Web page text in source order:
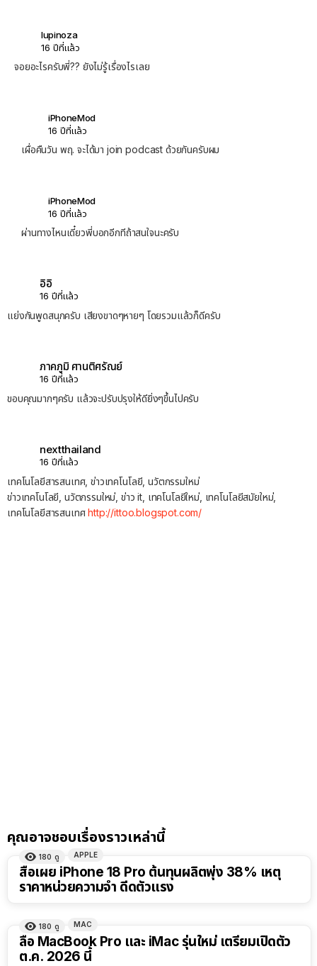
lupinoza
16 ปีที่แล้ว
จอยอะไรครับพี่?? ยังไม่รู้เรื่องไรเลย
iPhoneMod
16 ปีที่แล้ว
เผื่อคืนวัน พฤ. จะได้มา join podcast ด้วยกันครับผม
iPhoneMod
16 ปีที่แล้ว
ผ่านทางไหนเดี๋ยวพี่บอกอีกทีถ้าสนใจนะครับ
อิอิ
16 ปีที่แล้ว
แย่งกันพูดสนุกครับ เสียงขาดๆหายๆ โดยรวมแล้วก็ดีครับ
ภาคภูมิ ศานติศรัณย์
16 ปีที่แล้ว
ขอบคุณมากๆครับ แล้วจะปรับปรุงให้ดียิ่งๆขึ้นไปครับ
nextthailand
16 ปีที่แล้ว
เทคโนโลยีสารสนเทศ, ข่าวเทคโนโลยี, นวัตกรรมใหม่
ข่าวเทคโนโลยี, นวัตกรรมใหม่, ข่าว it, เทคโนโลยีใหม่, เทคโนโลยีสมัยใหม่,
เทคโนโลยีสารสนเทศhttp://ittoo.blogspot.com/
คุณอาจชอบเรื่องราวเหล่านี้
180 ดู APPLE
สื่อเผย iPhone 18 Pro ต้นทุนผลิตพุ่ง 38% เหตุ
ราคาหน่วยความจำ ดีดตัวแรง
180 ดู MAC
ลือ MacBook Pro และ iMac รุ่นใหม่ เตรียมเปิดตัว
ต.ค. 2026 นี้